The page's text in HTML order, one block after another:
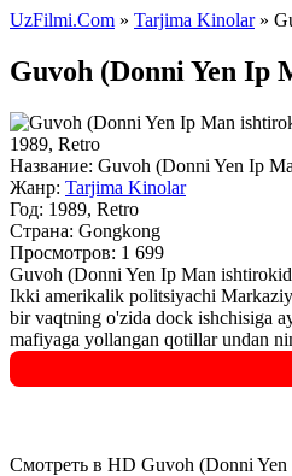
UzFilmi.Com » Tarjima Kinolar»
Guvoh (Donni Yen Ip
1989, Retro
Название: Guvoh (Donni Yen Ip
Жанр: Tarjima Kinolar
Год: 1989, Retro
Страна: Gongkong
Просмотров: 1 699
Guvoh (Donni Yen Ip Man
Ikki amerikalik politsiyachi
bir vaqtning o'zida dock ishchisiga
mafiyaga yollangan qotillar undan
Смотреть в HD Guvoh (Donni